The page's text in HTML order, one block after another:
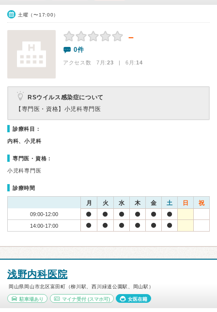
土曜（〜17:00）
－
0件
アクセス数 7月:23 | 6月:14
RSウイルス感染症について
【専門医・資格】 小児科専門医
診療科目：
内科、小児科
専門医・資格：
小児科専門医
診療時間
月 火 水 木 金 土 日 祝
09:00-12:00
14:00-17:00
浅野内科医院
岡山県岡山市北区富田町（柳川駅、西川緑道公園駅、岡山駅）
駐車場あり マイナ受付(スマホ可) 女医在籍